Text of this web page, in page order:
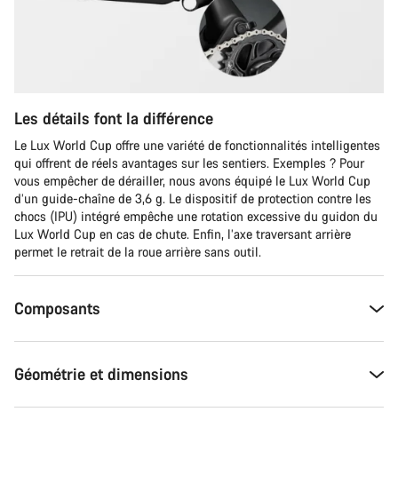
Les détails font la différence
Le Lux World Cup offre une variété de fonctionnalités intelligentes
qui offrent de réels avantages sur les sentiers. Exemples ? Pour
vous empêcher de dérailler, nous avons équipé le Lux World Cup
d’un guide-chaîne de 3,6 g. Le dispositif de protection contre les
chocs (IPU) intégré empêche une rotation excessive du guidon du
Lux World Cup en cas de chute. Enfin, l’axe traversant arrière
permet le retrait de la roue arrière sans outil.
Composants
Géométrie et dimensions